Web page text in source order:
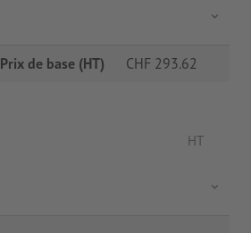
Prix de base (HT) CHF 293.62
HT